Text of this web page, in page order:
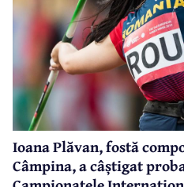
Ioana Plăvan, fostă
Câmpina, a câștigat